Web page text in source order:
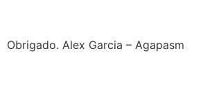
Obrigado. Alex Garcia – Agapasm